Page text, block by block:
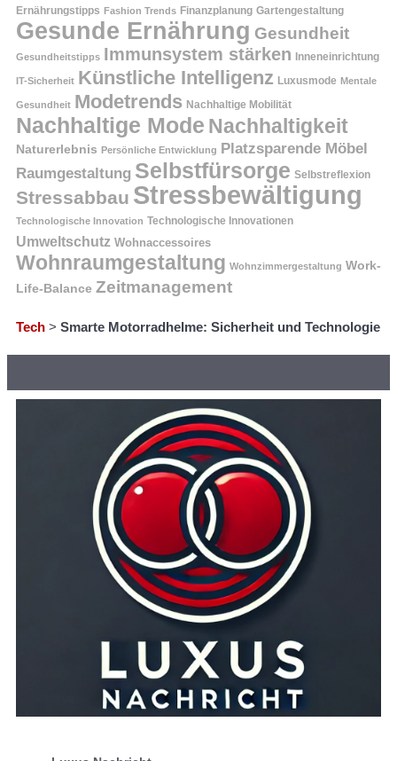
Ernährungstipps Fashion Trends Finanzplanung Gartengestaltung
Gesunde Ernährung Gesundheit
Gesundheitstipps Immunsystem stärken Inneneinrichtung
IT-Sicherheit Künstliche Intelligenz Luxusmode Mentale
Gesundheit Modetrends Nachhaltige Mobilität
Nachhaltige Mode Nachhaltigkeit
Naturerlebnis Persönliche Entwicklung Platzsparende Möbel
Raumgestaltung Selbstfürsorge Selbstreflexion
Stressabbau Stressbewältigung
Technologische Innovation Technologische Innovationen
Umweltschutz Wohnaccessoires
Wohnraumgestaltung Wohnzimmergestaltung Work-
Life-Balance Zeitmanagement
Tech > Smarte Motorradhelme: Sicherheit und Technologie